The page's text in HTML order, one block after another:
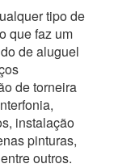
tipo de
que faz um
de aluguel
de torneira
instalação
pinturas,
outros.